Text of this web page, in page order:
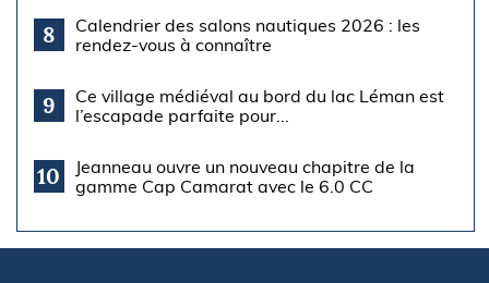
8
Calendrier des salons nautiques 2026 : les
rendez-vous à connaître
9
Ce village médiéval au bord du lac Léman est
l’escapade parfaite pour...
10
Jeanneau ouvre un nouveau chapitre de la
gamme Cap Camarat avec le 6.0 CC